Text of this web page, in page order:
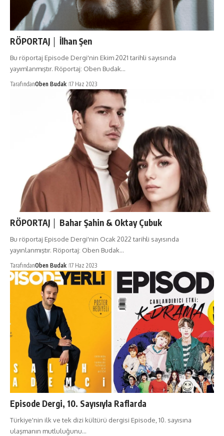
RÖPORTAJ │ İlhan Şen
Bu röportaj Episode Dergi'nin Ekim 2021 tarihli sayısında
yayımlanmıştır. Röportaj: Oben Budak…
TarafındanOben Budak 17 Haz 2023
RÖPORTAJ │ Bahar Şahin & Oktay Çubuk
Bu röportaj Episode Dergi'nin Ocak 2022 tarihli sayısında
yayınlanmıştır. Röportaj: Oben Budak…
TarafındanOben Budak 17 Haz 2023
Episode Dergi, 10. Sayısıyla Raflarda
Türkiye'nin ilk ve tek dizi kültürü dergisi Episode, 10. sayısına
ulaşmanın mutluluğunu…